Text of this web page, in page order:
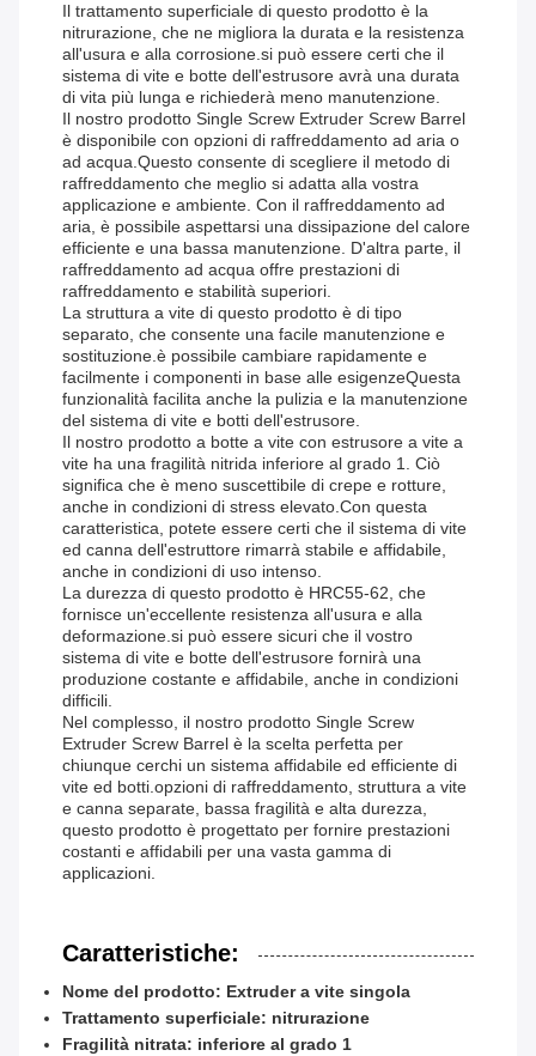
Il trattamento superficiale di questo prodotto è la
nitrurazione, che ne migliora la durata e la resistenza
all'usura e alla corrosione.si può essere certi che il
sistema di vite e botte dell'estrusore avrà una durata
di vita più lunga e richiederà meno manutenzione.
Il nostro prodotto Single Screw Extruder Screw Barrel
è disponibile con opzioni di raffreddamento ad aria o
ad acqua.Questo consente di scegliere il metodo di
raffreddamento che meglio si adatta alla vostra
applicazione e ambiente. Con il raffreddamento ad
aria, è possibile aspettarsi una dissipazione del calore
efficiente e una bassa manutenzione. D'altra parte, il
raffreddamento ad acqua offre prestazioni di
raffreddamento e stabilità superiori.
La struttura a vite di questo prodotto è di tipo
separato, che consente una facile manutenzione e
sostituzione.è possibile cambiare rapidamente e
facilmente i componenti in base alle esigenzeQuesta
funzionalità facilita anche la pulizia e la manutenzione
del sistema di vite e botti dell'estrusore.
Il nostro prodotto a botte a vite con estrusore a vite a
vite ha una fragilità nitrida inferiore al grado 1. Ciò
significa che è meno suscettibile di crepe e rotture,
anche in condizioni di stress elevato.Con questa
caratteristica, potete essere certi che il sistema di vite
ed canna dell'estruttore rimarrà stabile e affidabile,
anche in condizioni di uso intenso.
La durezza di questo prodotto è HRC55-62, che
fornisce un'eccellente resistenza all'usura e alla
deformazione.si può essere sicuri che il vostro
sistema di vite e botte dell'estrusore fornirà una
produzione costante e affidabile, anche in condizioni
difficili.
Nel complesso, il nostro prodotto Single Screw
Extruder Screw Barrel è la scelta perfetta per
chiunque cerchi un sistema affidabile ed efficiente di
vite ed botti.opzioni di raffreddamento, struttura a vite
e canna separate, bassa fragilità e alta durezza,
questo prodotto è progettato per fornire prestazioni
costanti e affidabili per una vasta gamma di
applicazioni.
Caratteristiche:
Nome del prodotto: Extruder a vite singola
Trattamento superficiale: nitrurazione
Fragilità nitrata: inferiore al grado 1